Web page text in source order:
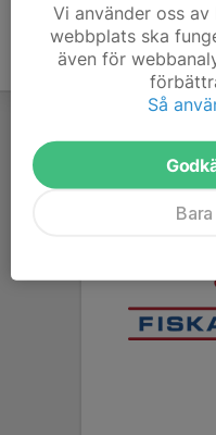
Vi använder oss
webbplats ska
även för
Så